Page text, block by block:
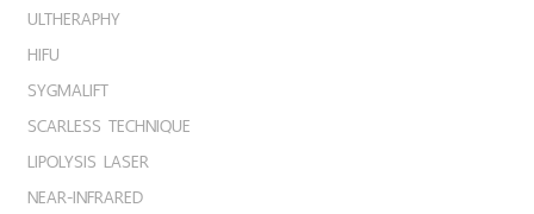
ULTHERAPHY
HIFU
SYGMALIFT
SCARLESS TECHNIQUE
LIPOLYSIS LASER
NEAR-INFRARED